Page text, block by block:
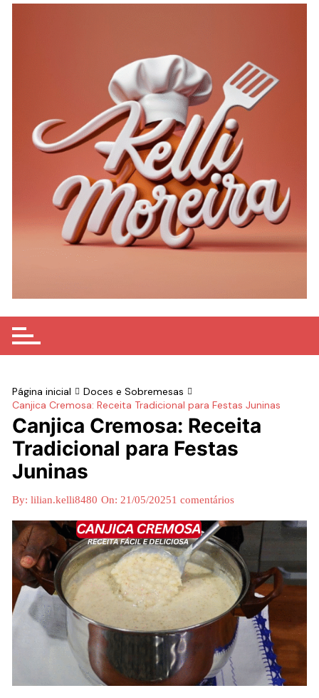
Página inicial
Doces e Sobremesas
Canjica Cremosa: Receita Tradicional para Festas Juninas
Canjica Cremosa: Receita
Tradicional para Festas
Juninas
By: lilian.kelli8480 On: 21/05/20251 comentários